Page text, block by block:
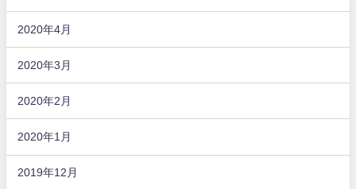
2020年4月
2020年3月
2020年2月
2020年1月
2019年12月